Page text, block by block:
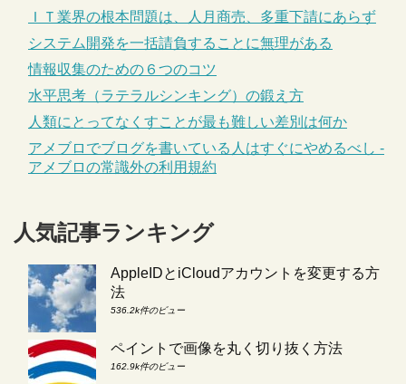
ＩＴ業界の根本問題は、人月商売、多重下請にあらず
システム開発を一括請負することに無理がある
情報収集のための６つのコツ
水平思考（ラテラルシンキング）の鍛え方
人類にとってなくすことが最も難しい差別は何か
アメブロでブログを書いている人はすぐにやめるべし -
アメブロの常識外の利用規約
人気記事ランキング
AppleIDとiCloudアカウントを変更する方
法
536.2k件のビュー
ペイントで画像を丸く切り抜く方法
162.9k件のビュー